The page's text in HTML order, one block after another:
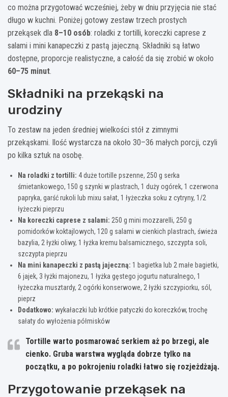
co można przygotować wcześniej, żeby w dniu przyjęcia nie stać
długo w kuchni. Poniżej gotowy zestaw trzech prostych
przekąsek dla 8–10 osób: roladki z tortilli, koreczki caprese z
salami i mini kanapeczki z pastą jajeczną. Składniki są łatwo
dostępne, proporcje realistyczne, a całość da się zrobić w około
60–75 minut.
Składniki na przekąski na
urodziny
To zestaw na jeden średniej wielkości stół z zimnymi
przekąskami. Ilość wystarcza na około 30–36 małych porcji, czyli
po kilka sztuk na osobę.
Na roladki z tortilli: 4 duże tortille pszenne, 250 g serka
śmietankowego, 150 g szynki w plastrach, 1 duży ogórek, 1 czerwona
papryka, garść rukoli lub mixu sałat, 1 łyżeczka soku z cytryny, 1/2
łyżeczki pieprzu
Na koreczki caprese z salami: 250 g mini mozzarelli, 250 g
pomidorków koktajlowych, 120 g salami w cienkich plastrach, świeża
bazylia, 2 łyżki oliwy, 1 łyżka kremu balsamicznego, szczypta soli,
szczypta pieprzu
Na mini kanapeczki z pastą jajeczną: 1 bagietka lub 2 małe bagietki,
6 jajek, 3 łyżki majonezu, 1 łyżka gęstego jogurtu naturalnego, 1
łyżeczka musztardy, 2 ogórki konserwowe, 2 łyżki szczypiorku, sól,
pieprz
Dodatkowo: wykałaczki lub krótkie patyczki do koreczków, trochę
sałaty do wyłożenia półmisków
Tortille warto posmarować serkiem aż po brzegi, ale
cienko. Gruba warstwa wygląda dobrze tylko na
początku, a po pokrojeniu roladki łatwo się rozjeżdżają.
Przygotowanie przekąsek na